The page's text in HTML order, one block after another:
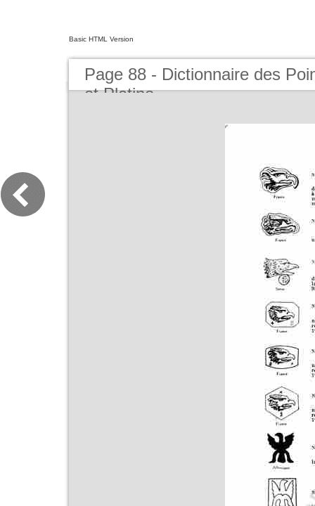
Basic HTML Version
Page 88 - Dictionnaire des
et Platine